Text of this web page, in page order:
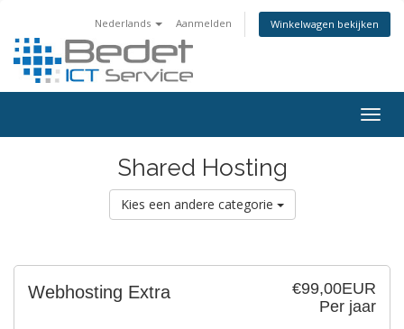
Nederlands Aanmelden Winkelwagen bekijken
Shared Hosting
Kies een andere categorie
€99,00EUR
Per jaar
Webhosting Extra